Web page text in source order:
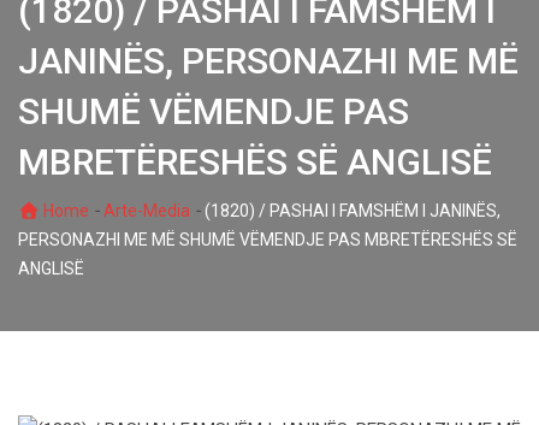
(1820) / PASHAI I FAMSHËM I
JANINËS, PERSONAZHI ME MË
SHUMË VËMENDJE PAS
MBRETËRESHËS SË ANGLISË
Home - Arte-Media -(1820) / PASHAI I FAMSHËM I JANINËS,
PERSONAZHI ME MË SHUMË VËMENDJE PAS MBRETËRESHËS SË
ANGLISË